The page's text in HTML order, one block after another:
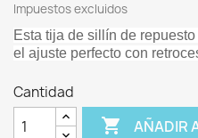
Impuestos excluidos
Esta tija de sillín de
el ajuste perfecto con
Cantidad
 AÑADIR